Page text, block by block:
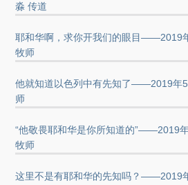
淼 传道
耶和华啊，求你开我们的眼目——2019
牧师
他就知道以色列中有先知了——2019年
师
“他敬畏耶和华是你所知道的”——2019
牧师
这里不是有耶和华的先知吗？——2019